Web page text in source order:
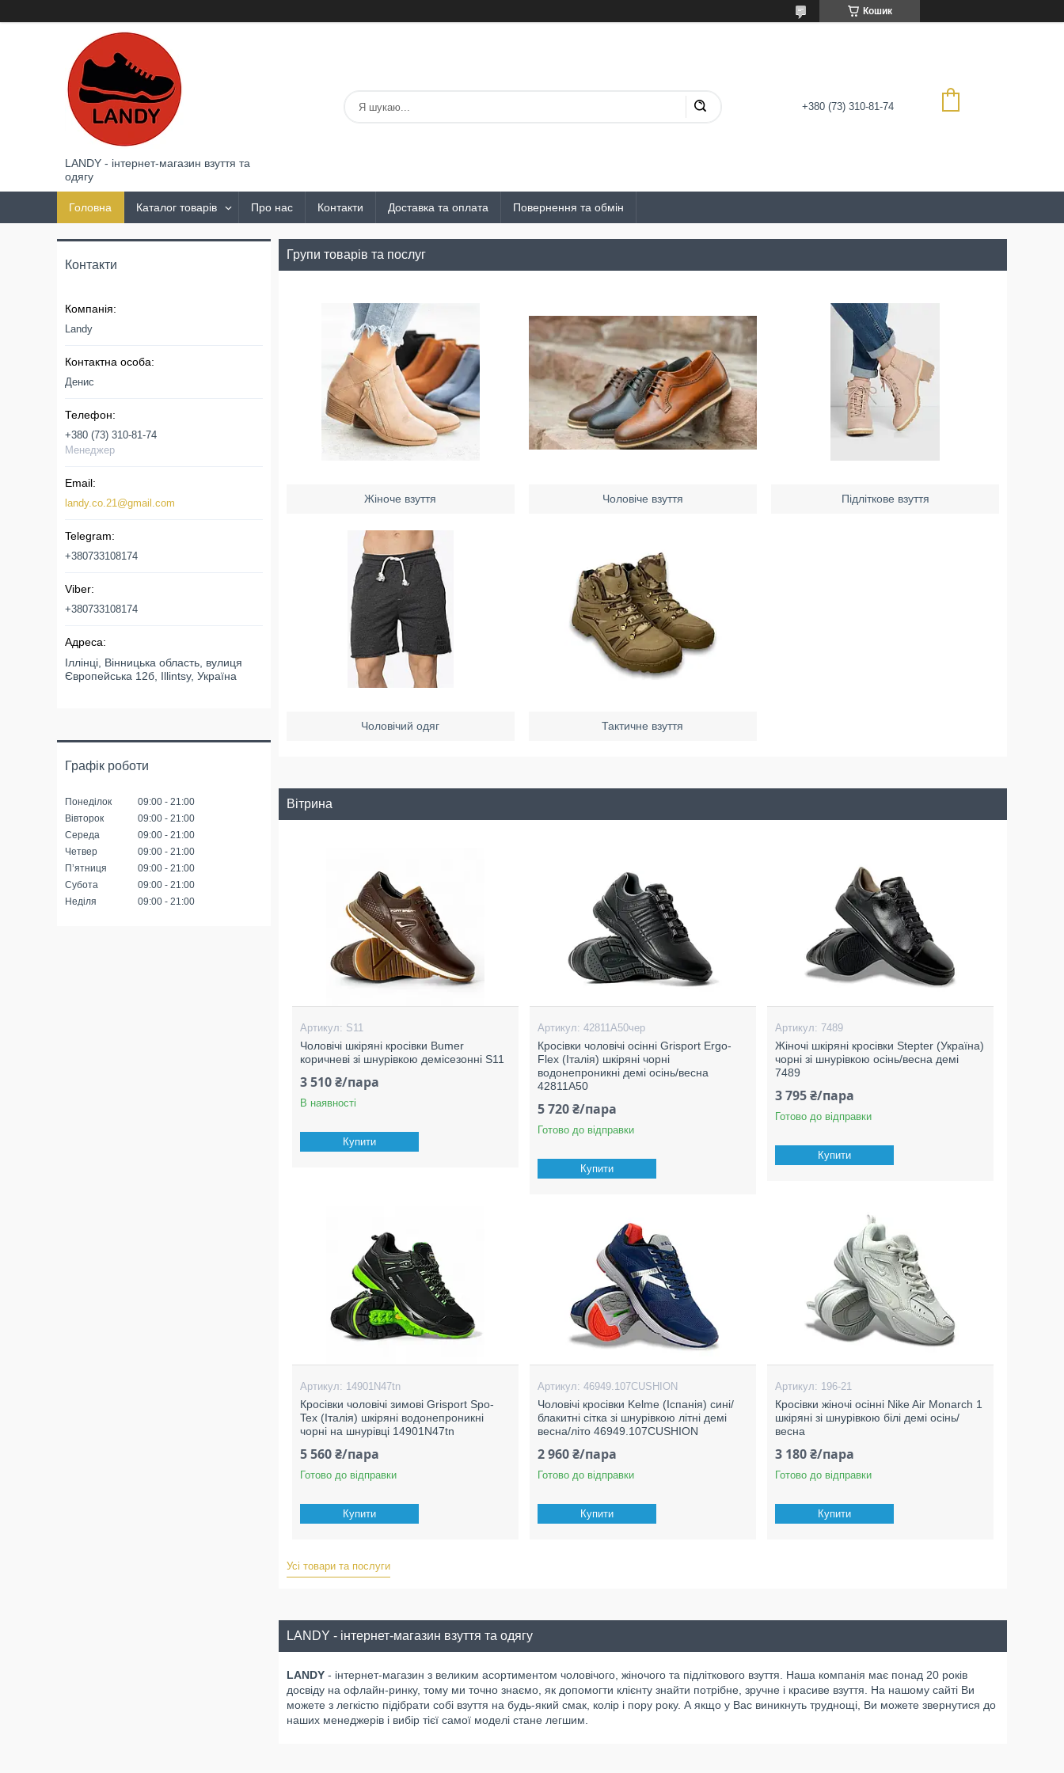
Кошик
LANDY - інтернет-магазин взуття та
одягу
+380 (73) 310-81-74
Головна Каталог товарів Про нас Контакти Доставка та оплата Повернення та обмін
Групи товарів та послуг
Жіноче взуття Чоловіче взуття Підліткове взуття
Чоловічий одяг Тактичне взуття
Вітрина
S11
Чоловічі шкіряні кросівки Bumer
коричневі зі шнурівкою демісезонні S11
3 510 ₴/пара
В наявності
Купити
42811A50чер
Кросівки чоловічі осінні Grisport Ergo-
Flex (Італія) шкіряні чорні
водонепроникні демі осінь/весна
42811A50
5 720 ₴/пара
Готово до відправки
Купити
7489
Жіночі шкіряні кросівки Stepter (Україна)
чорні зі шнурівкою осінь/весна демі
7489
3 795 ₴/пара
Готово до відправки
Купити
14901N47tn
Кросівки чоловічі зимові Grisport Spo-
Tex (Італія) шкіряні водонепроникні
чорні на шнурівці 14901N47tn
5 560 ₴/пара
Готово до відправки
Купити
46949.107CUSHION
Чоловічі кросівки Kelme (Іспанія) сині/
блакитні сітка зі шнурівкою літні демі
весна/літо 46949.107CUSHION
2 960 ₴/пара
Готово до відправки
Купити
196-21
Кросівки жіночі осінні Nike Air Monarch 1
шкіряні зі шнурівкою білі демі осінь/
весна
3 180 ₴/пара
Готово до відправки
Купити
Усі товари та послуги
LANDY - інтернет-магазин взуття та одягу
LANDY - інтернет-магазин з великим асортиментом чоловічого, жіночого та підліткового взуття. Наша компанія має понад 20 років
досвіду на офлайн-ринку, тому ми точно знаємо, як допомогти клієнту знайти потрібне, зручне і красиве взуття. На нашому сайті Ви
можете з легкістю підібрати собі взуття на будь-який смак, колір і пору року. А якщо у Вас виникнуть труднощі, Ви можете звернутися до
наших менеджерів і вибір тієї самої моделі стане легшим.
Контакти
Landy
Денис
+380 (73) 310-81-74
Менеджер
landy.co.21@gmail.com
+380733108174
+380733108174
Іллінці, Вінницька область, вулиця
Європейська 12б, Illintsy, Україна
Графік роботи
Понеділок 09:00
21:00
Вівторок
09:00
21:00
Середа
09:00
21:00
Четвер
09:00
21:00
Пʼятниця
09:00
21:00
Субота
09:00
21:00
Неділя
09:00 21:00